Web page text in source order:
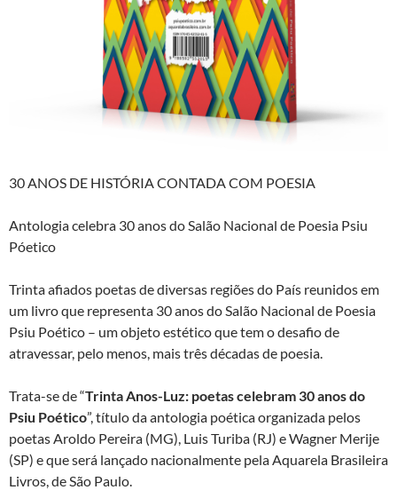
30 ANOS DE HISTÓRIA CONTADA COM POESIA
Antologia celebra 30 anos do Salão Nacional de Poesia Psiu
Póetico
Trinta afiados poetas de diversas regiões do País reunidos em
um livro que representa 30 anos do Salão Nacional de Poesia
Psiu Poético – um objeto estético que tem o desafio de
atravessar, pelo menos, mais três décadas de poesia.
Trata-se de “Trinta Anos-Luz: poetas celebram 30 anos do
Psiu Poético”, título da antologia poética organizada pelos
poetas Aroldo Pereira (MG), Luis Turiba (RJ) e Wagner Merije
(SP) e que será lançado nacionalmente pela Aquarela Brasileira
Livros, de São Paulo.